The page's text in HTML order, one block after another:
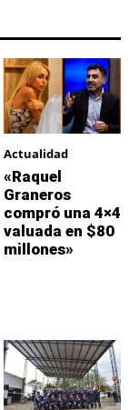
Actualidad
«Raquel
Graneros
compró una 4×4
valuada en $80
millones»